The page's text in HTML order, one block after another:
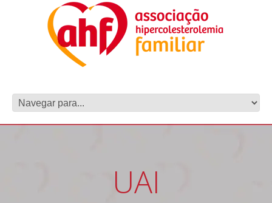
UAI